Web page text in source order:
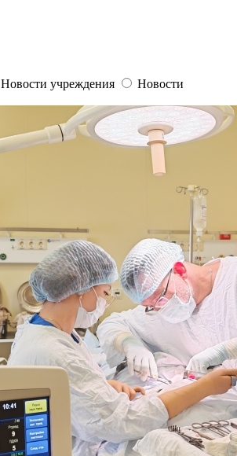
Новости учреждения
Новости